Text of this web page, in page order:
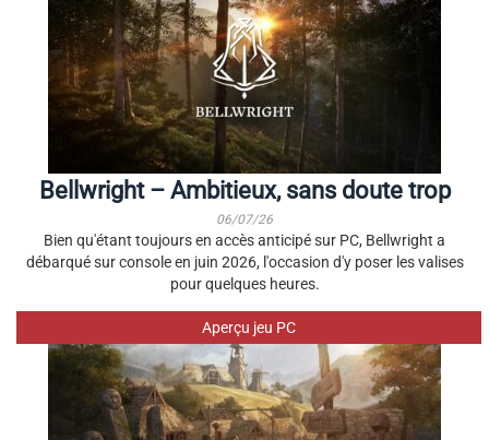
Bellwright – Ambitieux, sans doute trop
06/07/26
Bien qu'étant toujours en accès anticipé sur PC, Bellwright a
débarqué sur console en juin 2026, l'occasion d'y poser les valises
pour quelques heures.
Aperçu jeu PC